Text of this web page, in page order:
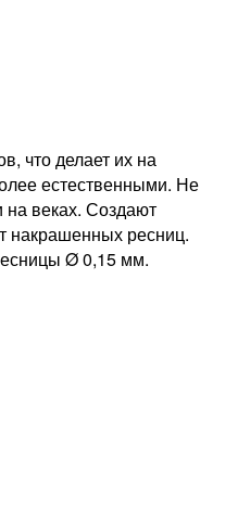
что делает их на
естественными. Не
веках. Создают
накрашенных ресниц.
Ø 0,15 мм.